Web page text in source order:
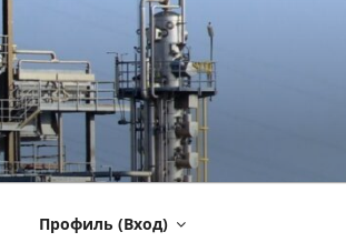
Профиль (Вход)